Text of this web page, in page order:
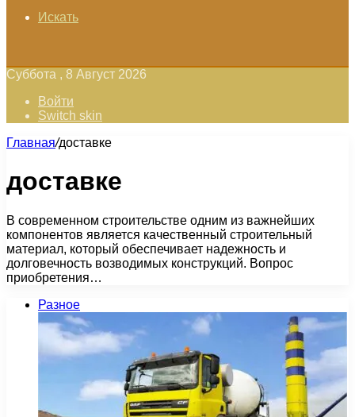
Искать
Суббота , 8 Август 2026
Войти
Switch skin
Главная/доставке
доставке
В современном строительстве одним из важнейших
компонентов является качественный строительный
материал, который обеспечивает надежность и
долговечность возводимых конструкций. Вопрос
приобретения…
Разное